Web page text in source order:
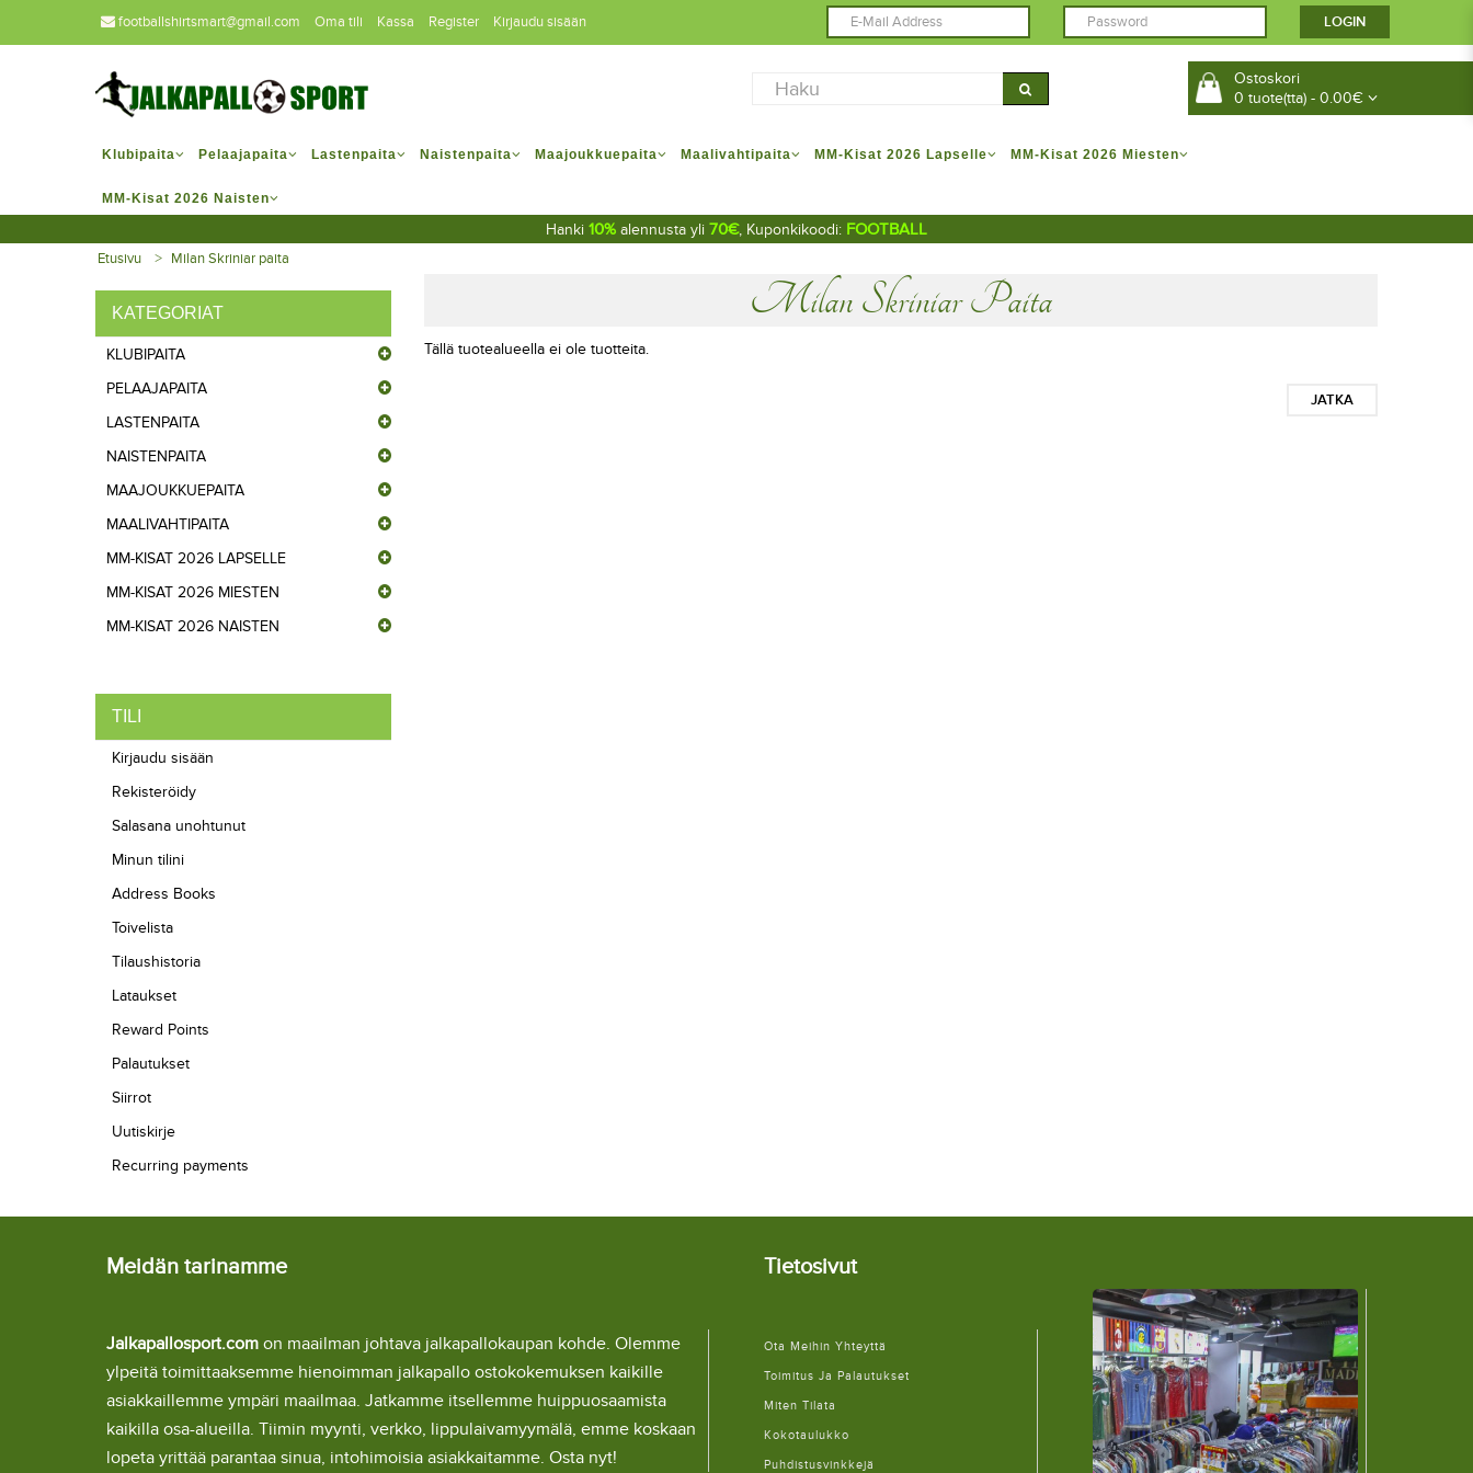
footballshirtsmart@gmail.com Oma tili Kassa Register Kirjaudu sisään
Ostoskori
0 tuote(tta) - 0.00€
Klubipaita Pelaajapaita Lastenpaita Naistenpaita Maajoukkuepaita Maalivahtipaita MM-Kisat 2026 Lapselle MM-Kisat 2026 Miesten
MM-Kisat 2026 Naisten
Hanki 10% alennusta yli 70€, Kuponkikoodi: FOOTBALL
Etusivu Milan Skriniar paita
KATEGORIAT
KLUBIPAITA
PELAAJAPAITA
LASTENPAITA
NAISTENPAITA
MAAJOUKKUEPAITA
MAALIVAHTIPAITA
MM-KISAT 2026 LAPSELLE
MM-KISAT 2026 MIESTEN
MM-KISAT 2026 NAISTEN
TILI
Kirjaudu sisään
Rekisteröidy
Salasana unohtunut
Minun tilini
Address Books
Toivelista
Tilaushistoria
Lataukset
Reward Points
Palautukset
Siirrot
Uutiskirje
Recurring payments
Milan Skriniar Paita
Tällä tuotealueella ei ole tuotteita.
JATKA
Meidän tarinamme
Jalkapallosport.com on maailman johtava jalkapallokaupan kohde. Olemme
ylpeitä toimittaaksemme hienoimman jalkapallo ostokokemuksen kaikille
asiakkaillemme ympäri maailmaa. Jatkamme itsellemme huippuosaamista
kaikilla osa-alueilla. Tiimin myynti, verkko, lippulaivamyymälä, emme koskaan
lopeta yrittää parantaa sinua, intohimoisia asiakkaitamme. Osta nyt!
Tietosivut
Ota Meihin Yhteyttä
Toimitus Ja Palautukset
Miten Tilata
Kokotaulukko
Puhdistusvinkkejä